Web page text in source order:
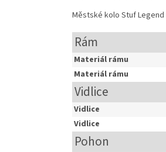
Městské kolo Stuf Legend
Rám
Materiál rámu
Materiál rámu
Vidlice
Vidlice
Vidlice
Pohon